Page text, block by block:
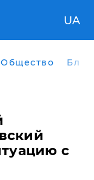
UA
Общество
с